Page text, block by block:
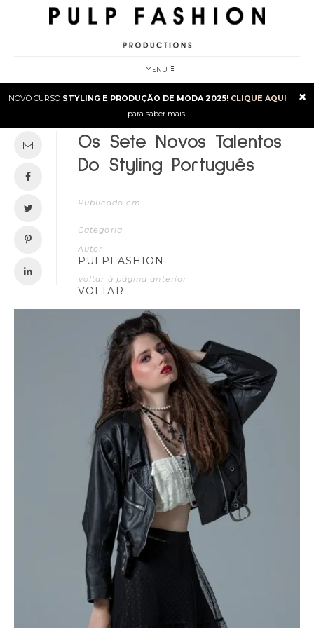
MENU
×
NOVO CURSO STYLING E PRODUÇÃO DE MODA 2025! CLIQUE AQUI
para saber mais.
Os Sete Novos Talentos
Do Styling Português
Publicado em
Categoria
Autor
PULPFASHION
Voltar à página anterior
VOLTAR